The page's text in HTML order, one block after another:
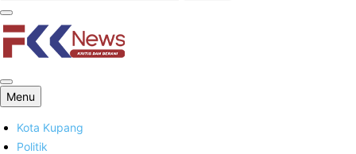
FKK News
Menu
Kota Kupang
Politik